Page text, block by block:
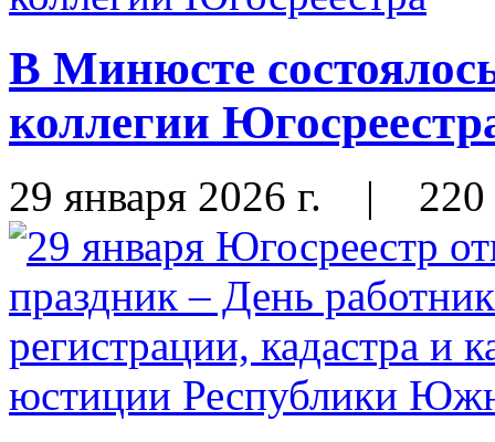
В Минюсте
коллегии
29 января 2026 г. | 220